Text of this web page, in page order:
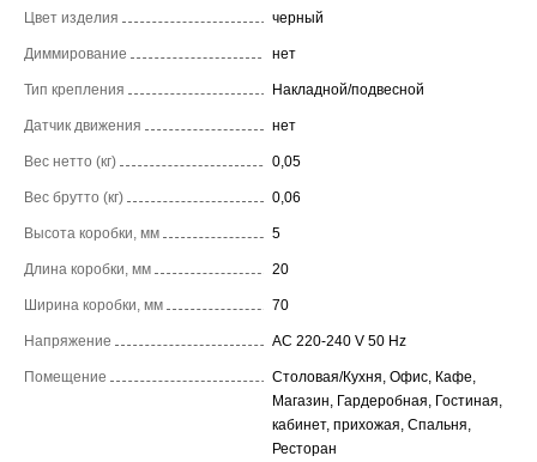
Цвет изделия черный
Диммирование нет
Тип крепления Накладной/подвесной
Датчик движения нет
Вес нетто (кг) 0,05
Вес брутто (кг) 0,06
Высота коробки, мм 5
Длина коробки, мм 20
Ширина коробки, мм 70
Напряжение AC 220-240 V 50 Hz
Помещение
Столовая/Кухня, Офис, Кафе,
Магазин, Гардеробная, Гостиная,
кабинет, прихожая, Спальня,
Ресторан